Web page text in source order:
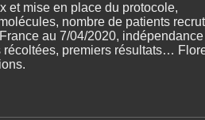
et mise en place du protocole,
nombre de patients
au 7/04/2020,
récoltées, premiers résultats…